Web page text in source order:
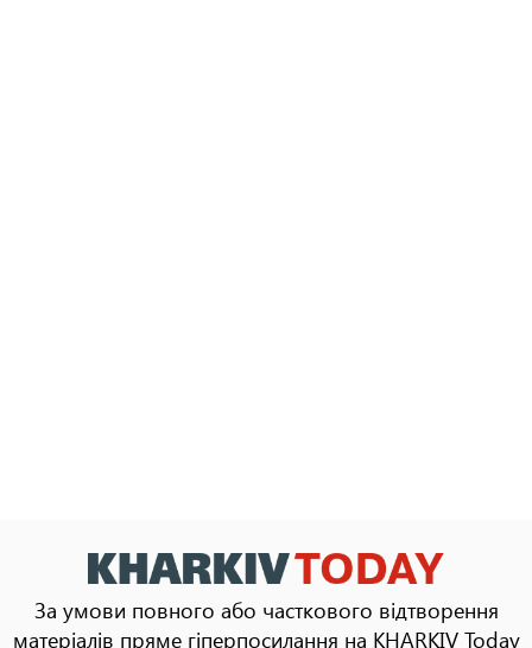
За умови повного або часткового відтворення
матеріалів пряме гіперпосилання на KHARKIV Today